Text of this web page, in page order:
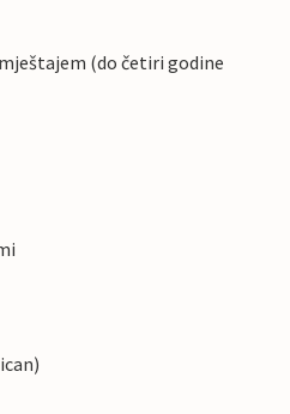
(do četiri godine